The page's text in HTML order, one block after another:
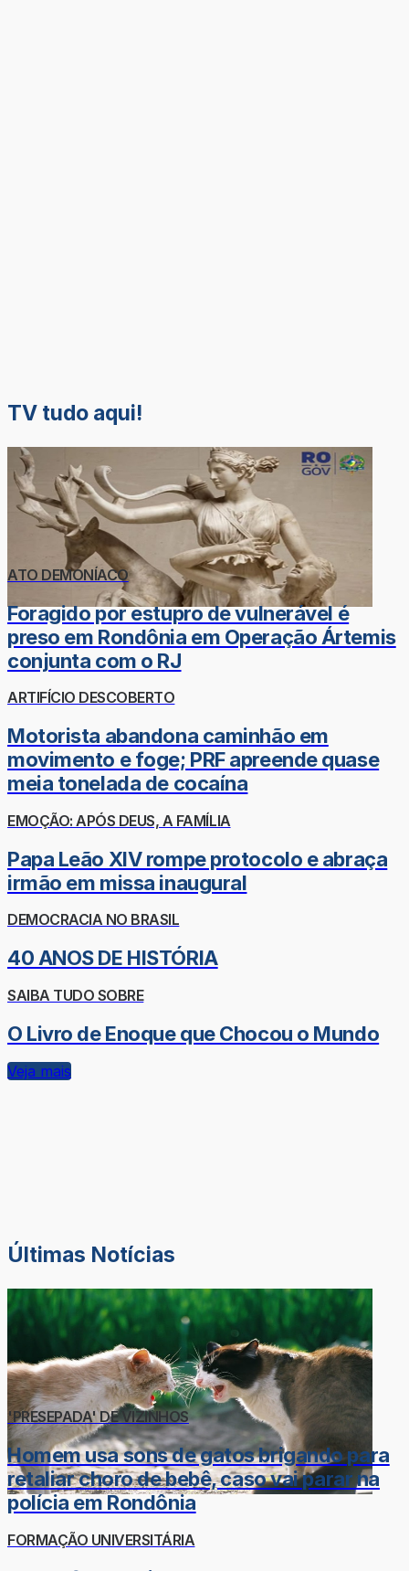
TV tudo aqui!
ATO DEMONÍACO
Foragido por estupro de vulnerável é
preso em Rondônia em Operação Ártemis
conjunta com o RJ
ARTIFÍCIO DESCOBERTO
Motorista abandona caminhão em
movimento e foge; PRF apreende quase
meia tonelada de cocaína
EMOÇÃO: APÓS DEUS, A FAMÍLIA
Papa Leão XIV rompe protocolo e abraça
irmão em missa inaugural
DEMOCRACIA NO BRASIL
40 ANOS DE HISTÓRIA
SAIBA TUDO SOBRE
O Livro de Enoque que Chocou o Mundo
Veja mais
Últimas Notícias
'PRESEPADA' DE VIZINHOS
Homem usa sons de gatos brigando para
retaliar choro de bebê, caso vai parar na
polícia em Rondônia
FORMAÇÃO UNIVERSITÁRIA